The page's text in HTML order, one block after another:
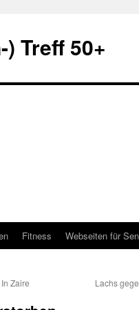
Treff 50+
Fitness Webseiten für
Zaire Lachs